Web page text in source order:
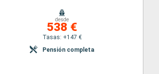
desde
538 €
Tasas: +147 €
Pensión completa